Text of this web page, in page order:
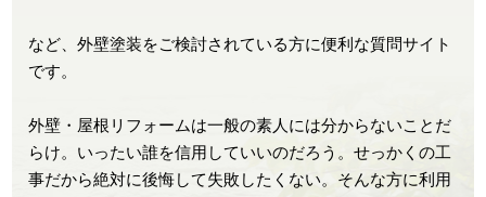
など、外壁塗装をご検討されている方に便利な質問サイト
です。
外壁・屋根リフォームは一般の素人には分からないことだ
らけ。いったい誰を信用していいのだろう。せっかくの工
事だから絶対に後悔して失敗したくない。そんな方に利用